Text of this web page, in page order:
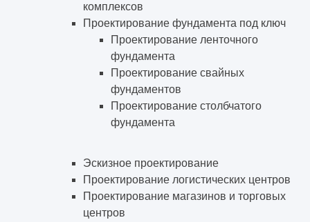
комплексов
Проектирование фундамента под ключ
Проектирование ленточного
фундамента
Проектирование свайных
фундаментов
Проектирование столбчатого
фундамента
Эскизное проектирование
Проектирование логистических центров
Проектирование магазинов и торговых
центров